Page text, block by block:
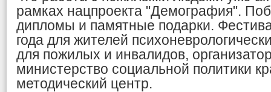
рамках нацпроекта "Демография".
дипломы и памятные подарки.
года для жителей
для пожилых и инвалидов,
министерство социальной политики
методический центр.